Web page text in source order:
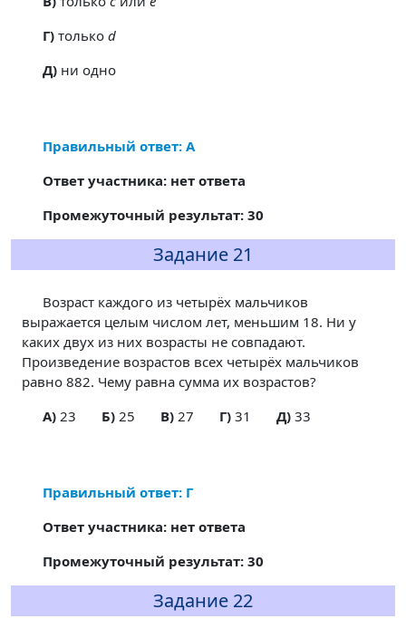
Г)только d
Д)ни одно
Правильный ответ: А
Ответ участника: нет ответа
Промежуточный результат: 30
Задание 21
Возраст каждого из четырёх мальчиков
выражается целым числом лет, меньшим 18. Ни у
каких двух из них возрасты не совпадают.
Произведение возрастов всех четырёх мальчиков
равно 882. Чему равна сумма их возрастов?
A)23 Б)25 В)27 Г)31 Д)33
Правильный ответ: Г
Ответ участника: нет ответа
Промежуточный результат: 30
Задание 22